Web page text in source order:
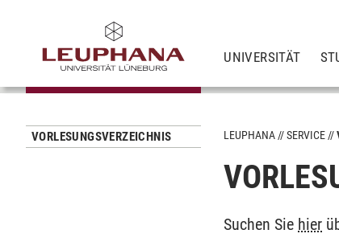
UNIVERSITÄT
VORLESUNGSVERZEICHNIS LEUPHANA SERVICE
Suchen Sie hier